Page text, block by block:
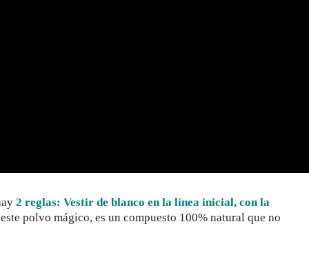
2 reglas: Vestir de blanco en la línea inicial, con la
polvo mágico, es un compuesto 100% natural que no